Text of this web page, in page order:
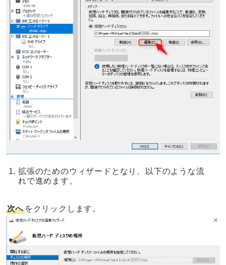
拡張のためのウィザードとなり、以下のような流
れで進めます。
次へをクリックします。